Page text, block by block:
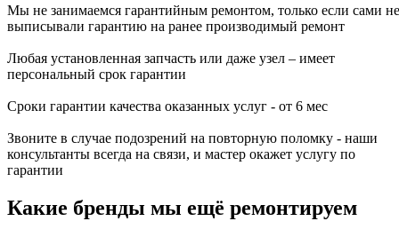
Мы не занимаемся гарантийным ремонтом, только если сами не
выписывали гарантию на ранее производимый ремонт
Любая установленная запчасть или даже узел – имеет
персональный срок гарантии
Сроки гарантии качества оказанных услуг - от 6 мес
Звоните в случае подозрений на повторную поломку - наши
консультанты всегда на связи, и мастер окажет услугу по
гарантии
Какие бренды мы ещё ремонтируем